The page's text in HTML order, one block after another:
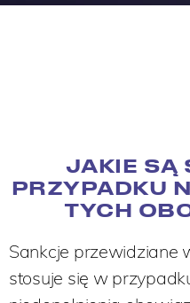
JAKIE SĄ
PRZYPADKU
TYCH
Sankcje przewidziane
stosuje się w